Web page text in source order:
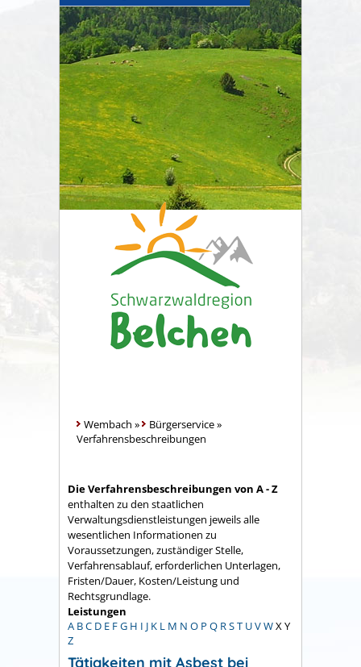
Wembach » Bürgerservice»
Verfahrensbeschreibungen
Die Verfahrensbeschreibungen von A - Z
enthalten zu den staatlichen
Verwaltungsdienstleistungen jeweils alle
wesentlichen Informationen zu
Voraussetzungen, zuständiger Stelle,
Verfahrensablauf, erforderlichen Unterlagen,
Fristen/Dauer, Kosten/Leistung und
Rechtsgrundlage.
Leistungen
A BC D E FG H I J K L M N O P Q RST UVWX Y
Z
Tätigkeiten mit Asbest bei